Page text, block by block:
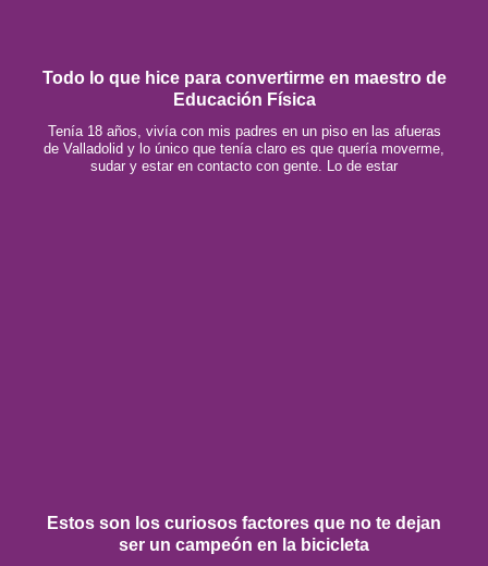
Todo lo que hice para convertirme en maestro de
Educación Física
Tenía 18 años, vivía con mis padres en un piso en las afueras
de Valladolid y lo único que tenía claro es que quería moverme,
sudar y estar en contacto con gente. Lo de estar
Estos son los curiosos factores que no te dejan
ser un campeón en la bicicleta